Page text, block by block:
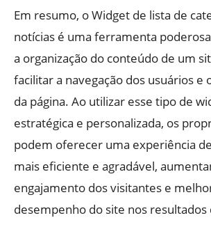
Em resumo, o Widget de lista de
notícias é uma ferramenta
a organização do conteúdo de um
facilitar a navegação dos usuários e
da página. Ao utilizar esse tipo de
estratégica e personalizada, os
podem oferecer uma experiência
mais eficiente e agradável,
engajamento dos visitantes e
desempenho do site nos resultados